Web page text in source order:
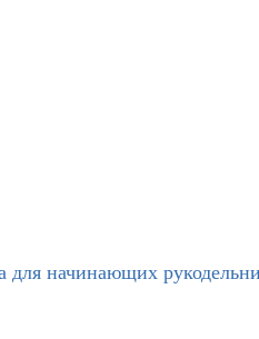
для начинающих